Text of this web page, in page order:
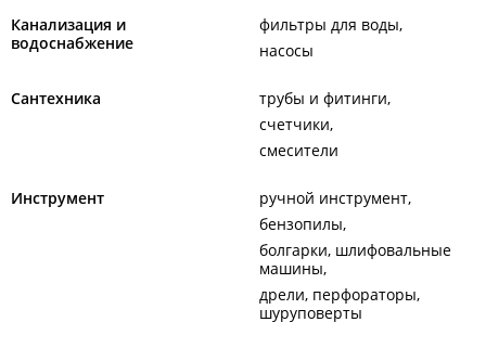
Канализация и
водоснабжение
фильтры для воды
насосы
Сантехника
трубы и фитинги
счетчики
смесители
Инструмент
ручной инструмент
бензопилы
болгарки, шлифовальные
машины
дрели, перфораторы,
шуруповерты